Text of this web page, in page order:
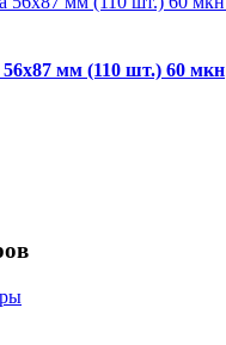
мм (110 шт.) 60 мкн